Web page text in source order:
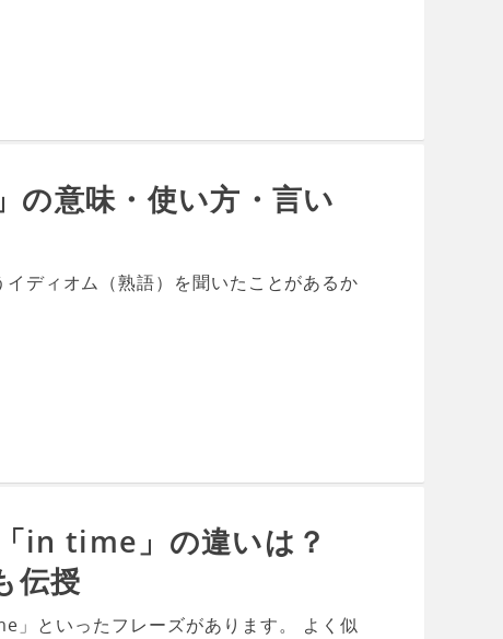
の意味・使い方・言い
ディオム（熟語）を聞いたことがあるか
in time」の違いは？
伝授
といったフレーズがあります。 よく似